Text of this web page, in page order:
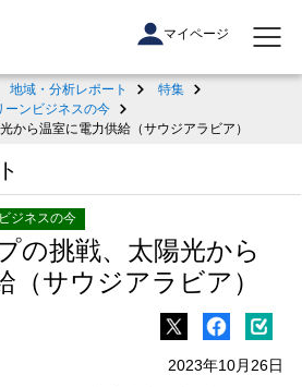
マイページ
地域・分析レポート
特集
ーンビジネスの今
から温室に電力供給（サウジアラビア）
ジネスの今
の挑戦、太陽光から
（サウジアラビア）
2023年10月26日